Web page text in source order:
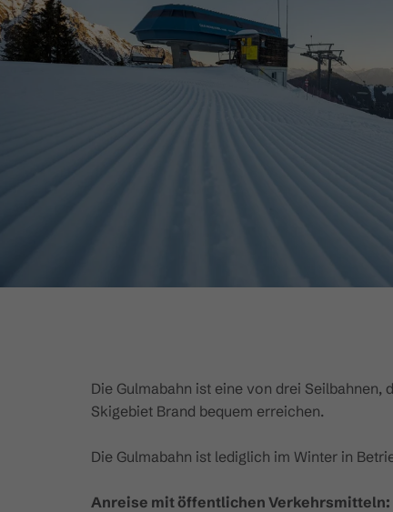
Die Gulmabahn ist eine von drei
Skigebiet Brand bequem erreichen.
Die Gulmabahn ist lediglich im Winter in
Anreise mit öffentlichen Verkehrsmitteln: